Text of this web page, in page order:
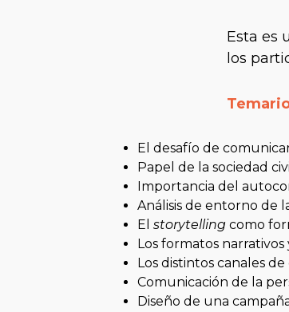
Esta es
los
El desafío de
Papel de la sociedad
Importancia del
Análisis de entorno de
El storytelling como
Los formatos
Los distintos canales de
Comunicación de la
Diseño de una